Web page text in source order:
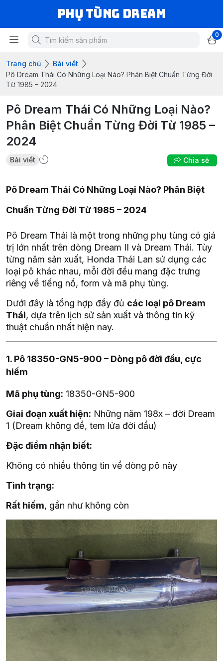
Phụ Tùng Dream
0
Trang chủ
Bài viết
Pô Dream Thái Có Những Loại Nào? Phân Biệt Chuẩn Từng Đời
Từ 1985 – 2024
Pô Dream Thái Có Những Loại Nào?
Phân Biệt Chuẩn Từng Đời Từ 1985 –
2024
Bài viết Chia sẻ
Pô Dream Thái Có Những Loại Nào? Phân Biệt
Chuẩn Từng Đời Từ 1985 – 2024
Pô Dream Thái là một trong những phụ tùng có giá
trị lớn nhất trên dòng Dream II và Dream Thái. Tùy
từng năm sản xuất, Honda Thái Lan sử dụng các
loại pô khác nhau, mỗi đời đều mang đặc trưng
riêng về tiếng nổ, form và mã phụ tùng.
Dưới đây là tổng hợp đầy đủ các loại pô Dream
Thái, dựa trên lịch sử sản xuất và thông tin kỹ
thuật chuẩn nhất hiện nay.
1. Pô 18350-GN5-900 – Dòng pô đời đầu, cực
hiếm
Mã phụ tùng: 18350-GN5-900
Giai đoạn xuất hiện: Những năm 198x – đời Dream
1 (Dream không đề, tem lửa đời đầu)
Đặc điểm nhận biết:
Không có nhiều thông tin về dòng pô này
Tình trạng:
Rất hiếm, gần như không còn